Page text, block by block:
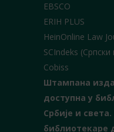
EBSCO
ERIH PLUS
HeinOnline Law
SCIndeks
Cobiss
Штампана
доступна у
Србије и света.
библиотекаре